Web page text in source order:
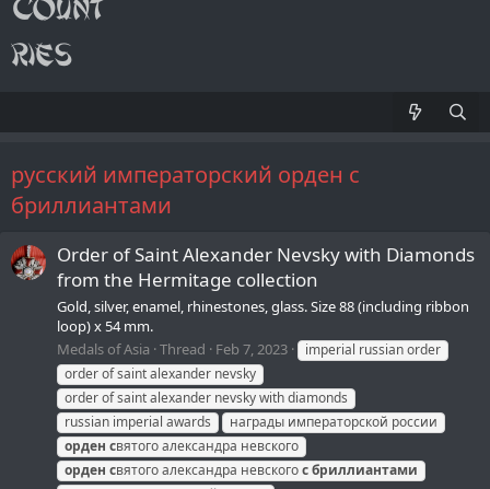
русский императорский орден с
бриллиантами
Order of Saint Alexander Nevsky with Diamonds
from the Hermitage collection
Gold, silver, enamel, rhinestones, glass. Size 88 (including ribbon
loop) x 54 mm.
Medals of Asia Thread Feb 7, 2023
imperial russian order
order of saint alexander nevsky
order of saint alexander nevsky with diamonds
russian imperial awards
награды императорской россии
орден святого александра невского
орден святого александра невскогосбриллиантами